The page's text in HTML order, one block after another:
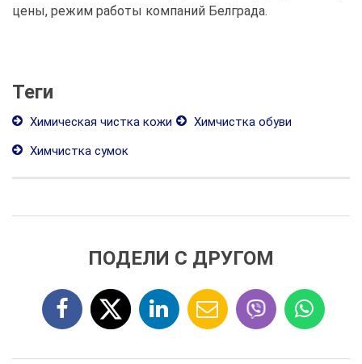
цены, режим работы компаний Белграда.
Теги
Химическая чистка кожи
Химчистка обуви
Химчистка сумок
ПОДЕЛИ С ДРУГОМ